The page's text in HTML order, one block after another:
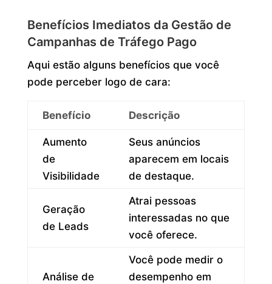
Benefícios Imediatos da Gestão de
Campanhas de Tráfego Pago
Aqui estão alguns benefícios que você
pode perceber logo de cara:
Benefício Descrição
Aumento
de
Visibilidade
Seus anúncios
aparecem em locais
de destaque.
Geração
de Leads
Atrai pessoas
interessadas no que
você oferece.
Análise de
Você pode medir o
desempenho em